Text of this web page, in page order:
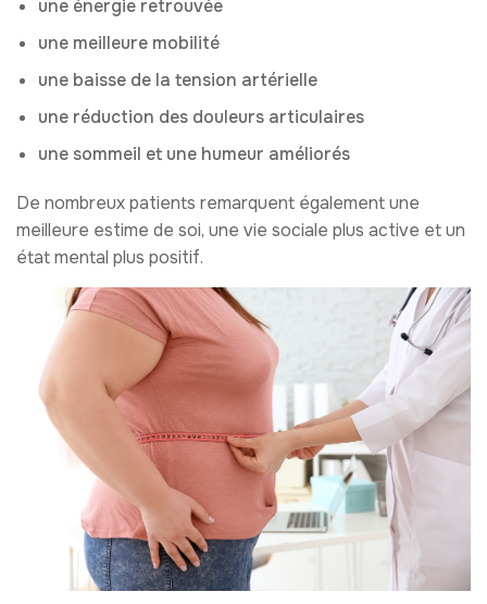
une énergie retrouvée
une meilleure mobilité
une baisse de la tension artérielle
une réduction des douleurs articulaires
une sommeil et une humeur améliorés
De nombreux patients remarquent également une
meilleure estime de soi, une vie sociale plus active et un
état mental plus positif.